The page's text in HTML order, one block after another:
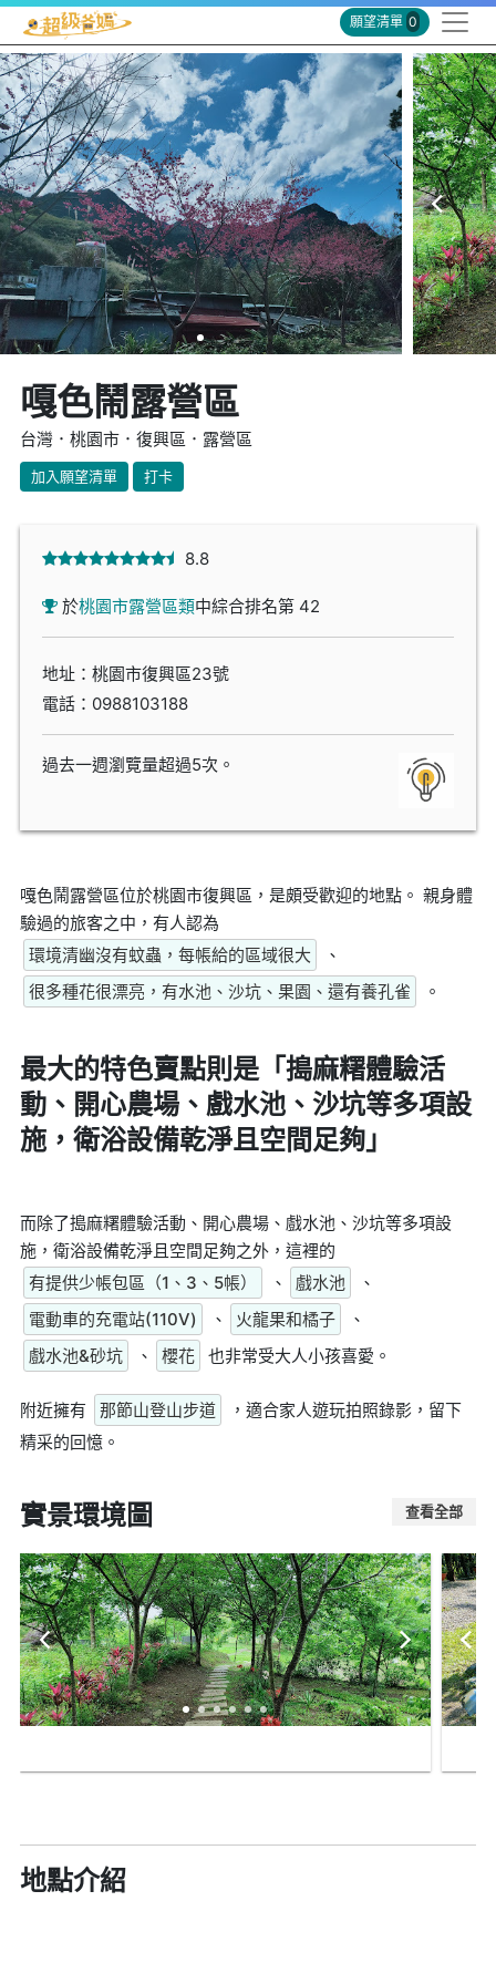
願望清單 0
嘎色鬧露營區
台灣．桃園市．復興區．露營區
加入願望清單 打卡
8.8
於桃園市露營區類中綜合排名第 42
地址：桃園市復興區23號
電話： 0988103188
過去一週瀏覽量超過5次。
嘎色鬧露營區位於桃園市復興區，是頗受歡迎的地點。 親身體
驗過的旅客之中，有人認為
環境清幽沒有蚊蟲，每帳給的區域很大
、
很多種花很漂亮，有水池、沙坑、果園、還有養孔雀
。
最大的特色賣點則是「搗麻糬體驗活
動、開心農場、戲水池、沙坑等多項設
施，衛浴設備乾淨且空間足夠」
而除了搗麻糬體驗活動、開心農場、戲水池、沙坑等多項設
施，衛浴設備乾淨且空間足夠之外，這裡的
有提供少帳包區（1、3、5帳）
、 戲水池
、
電動車的充電站(110V)
、 火龍果和橘子
、
戲水池&砂坑
、 櫻花 也非常受大人小孩喜愛。
附近擁有 那節山登山步道
，適合家人遊玩拍照錄影，留下
精采的回憶。
實景環境圖 查看全部
地點介紹